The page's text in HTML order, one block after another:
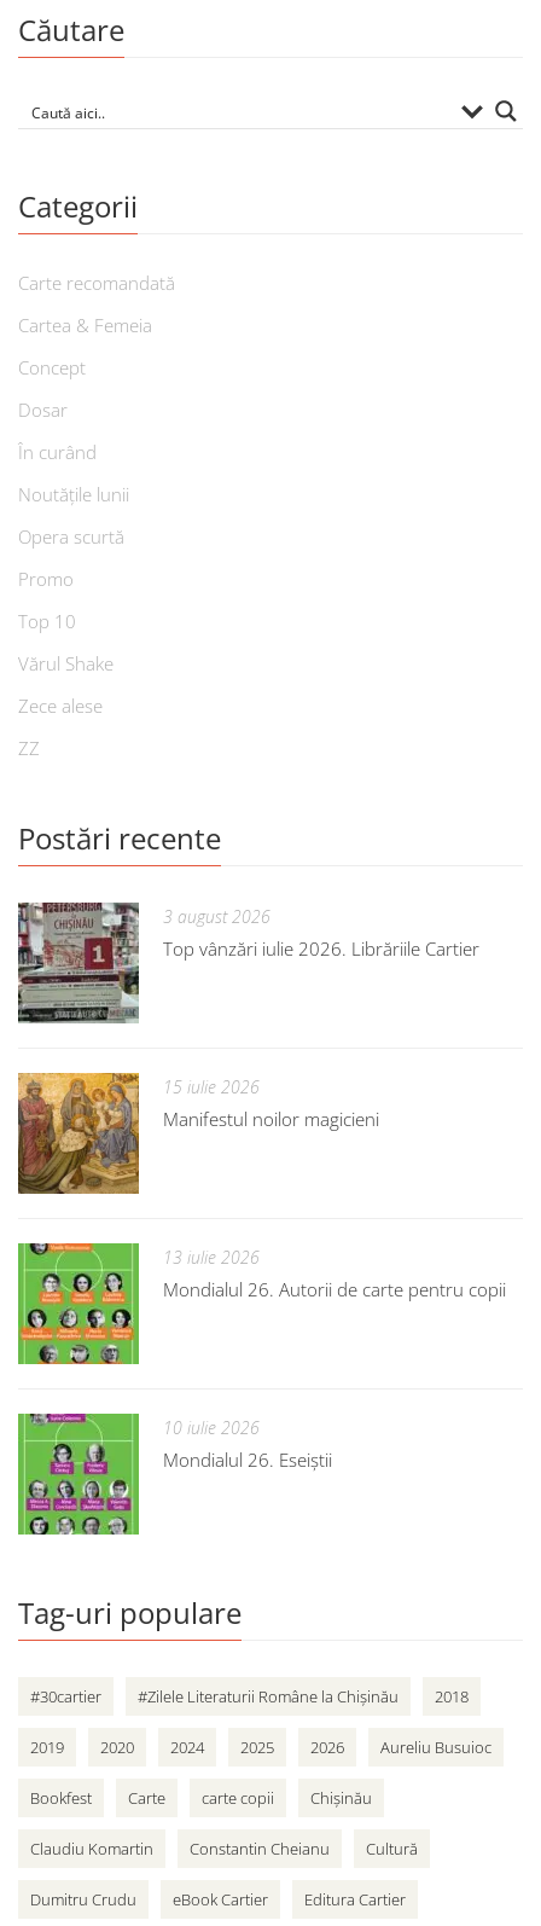
Căutare
Categorii
Carte recomandată
Cartea & Femeia
Concept
Dosar
În curând
Noutățile lunii
Opera scurtă
Promo
Top 10
Vărul Shake
Zece alese
ZZ
Postări recente
3 august 2026
Top vânzări iulie 2026. Librăriile Cartier
15 iulie 2026
Manifestul noilor magicieni
13 iulie 2026
Mondialul 26. Autorii de carte pentru copii
10 iulie 2026
Mondialul 26. Eseiștii
Tag-uri populare
#30cartier #Zilele Literaturii Române la Chișinău 2018
2019 2020 2024 2025 2026 Aureliu Busuioc
Bookfest Carte carte copii Chișinău
Claudiu Komartin Constantin Cheianu Cultură
Dumitru Crudu eBook Cartier Editura Cartier